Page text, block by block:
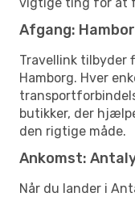
Afgang:
Travellink tilbyder
Hamborg. Hver
butikker, der
den rigtige måde.
Ankomst:
Når du lander i